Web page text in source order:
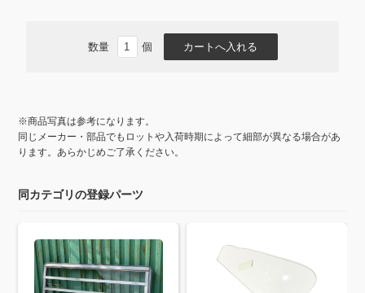
数量 個
※商品写真は参考になります。
同じメーカー・部品でもロットや入荷時期によって細部が異なる場合があ
ります。あらかじめご了承ください。
同カテゴリの登録パーツ